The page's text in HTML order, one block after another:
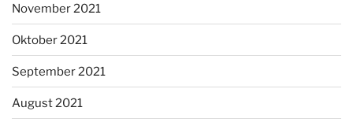
November 2021
Oktober 2021
September 2021
August 2021